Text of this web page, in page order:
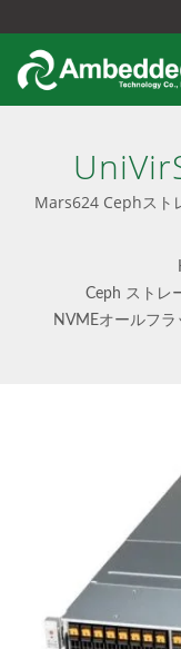
Mars624 Cephスト
ーションは、簡単
ア、ユーザーフレ
Cephコンサルティ
ムレスなアップデ
ンとターンキ
Ceph ストレ
NVMEオールフ